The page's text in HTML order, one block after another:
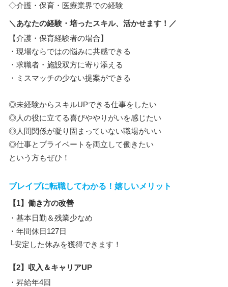
◇介護・保育・医療業界での経験
＼あなたの経験・培ったスキル、活かせます！／
【介護・保育経験者の場合】
・現場ならではの悩みに共感できる
・求職者・施設双方に寄り添える
・ミスマッチの少ない提案ができる
◎未経験からスキルUPできる仕事をしたい
◎人の役に立てる喜びややりがいを感じたい
◎人間関係が凝り固まっていない職場がいい
◎仕事とプライベートを両立して働きたい
という方もぜひ！
ブレイブに転職してわかる！嬉しいメリット
【1】働き方の改善
・基本日勤＆残業少なめ
・年間休日127日
└安定した休みを獲得できます！
【2】収入＆キャリアUP
・昇給年4回